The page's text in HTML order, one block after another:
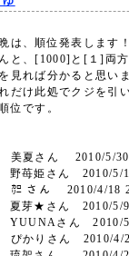
は、順位発表します
と、[1000]と[１]両
見れば分かると思い
だけ此処でクジを引
位です。
夏さん 2010/5/30
苺姫さん 2010/5/
さん 2010/4/18
芽★さん 2010/5/
さん 2010/
かりさん 2010/4/